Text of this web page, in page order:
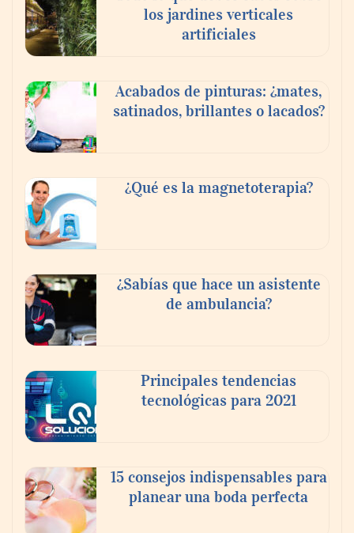
buscan proyectar talento mexicano y
fortalecer el turismo médico
En el Día de la Cerveza, Grupo Modelo
mundo elige para reunirse: 7 de cada 10 la
escogen
los jardines verticales
artificiales
Acabados de pinturas: ¿mates,
satinados, brillantes o lacados?
¿Qué es la magnetoterapia?
¿Sabías que hace un asistente
de ambulancia?
Principales tendencias
tecnológicas para 2021
15 consejos indispensables para
planear una boda perfecta